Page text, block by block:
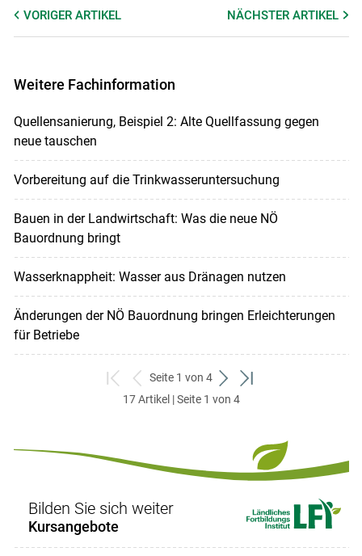
VORIGER ARTIKEL NÄCHSTERARTIKEL
Weitere Fachinformation
Quellensanierung, Beispiel 2: Alte Quellfassung gegen
neue tauschen
Vorbereitung auf die Trinkwasseruntersuchung
Bauen in der Landwirtschaft: Was die neue NÖ
Bauordnung bringt
Wasserknappheit: Wasser aus Dränagen nutzen
Änderungen der NÖ Bauordnung bringen Erleichterungen
für Betriebe
zum
ersten
zurück
zum
Seite 1 von 4
weiter
zum
zum
17 Artikel | Seite 1 von 4
Bilden Sie sich weiter
Kursangebote